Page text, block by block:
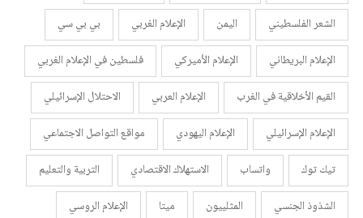
الشعر الفلسطيني
اليمن الإعلام الغربي
بي بي سي
الإعلام البريطاني
الإعلام الأميركي
فلسطين في الإعلام الغربي
القيم الأخلاقية في الغرب
الإعلام العربي
الاحتلال الإسرائيلي
الإعلام الإسرائيلي
الإعلام اليهودي
مواقع التواصل الاجتماعي
تيك توك
واتساب الاستهلاك الاقتصادي
التربية والتعليم
الشذوذ الجنسي
المثلييون ميتا
الإعلام الروسي